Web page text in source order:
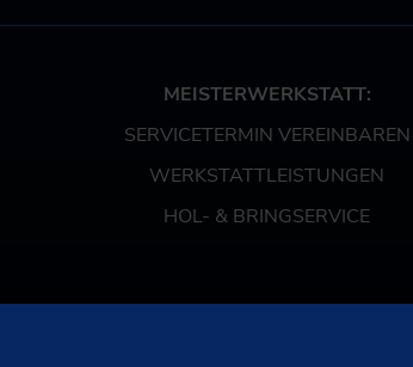
MEISTERWERKSTATT:
SERVICETERMIN VEREINBAREN
WERKSTATTLEISTUNGEN
HOL- & BRINGSERVICE